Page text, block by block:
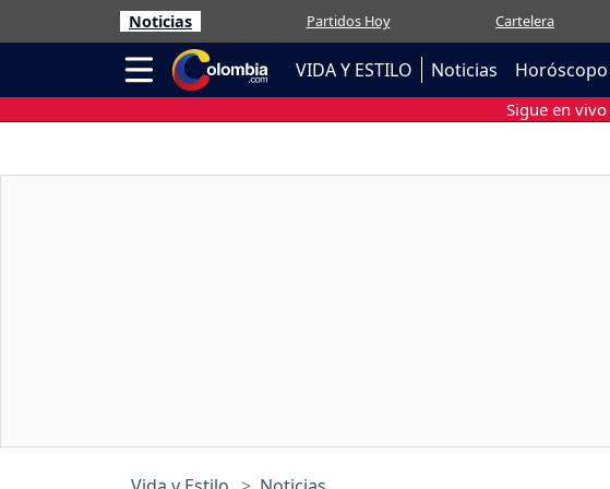
Noticias Partidos Hoy Cartelera
VIDA Y ESTILO Noticias Horóscopo
Sigue en